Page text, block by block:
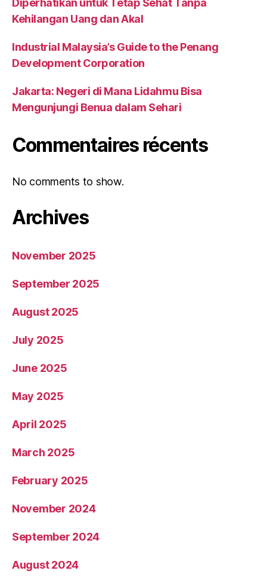
Diperhatikan untuk Tetap Sehat Tanpa
Kehilangan Uang dan Akal
Industrial Malaysia’s Guide to the Penang
Development Corporation
Jakarta: Negeri di Mana Lidahmu Bisa
Mengunjungi Benua dalam Sehari
Commentaires récents
No comments to show.
Archives
November 2025
September 2025
August 2025
July 2025
June 2025
May 2025
April 2025
March 2025
February 2025
November 2024
September 2024
August 2024